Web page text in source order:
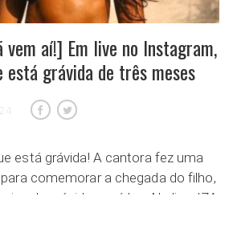
aí!] Em live no Instagram,
está grávida de três meses
está grávida! A cantora fez uma
comemorar a chegada do filho,
de grávida no vídeo. Na live, IZA